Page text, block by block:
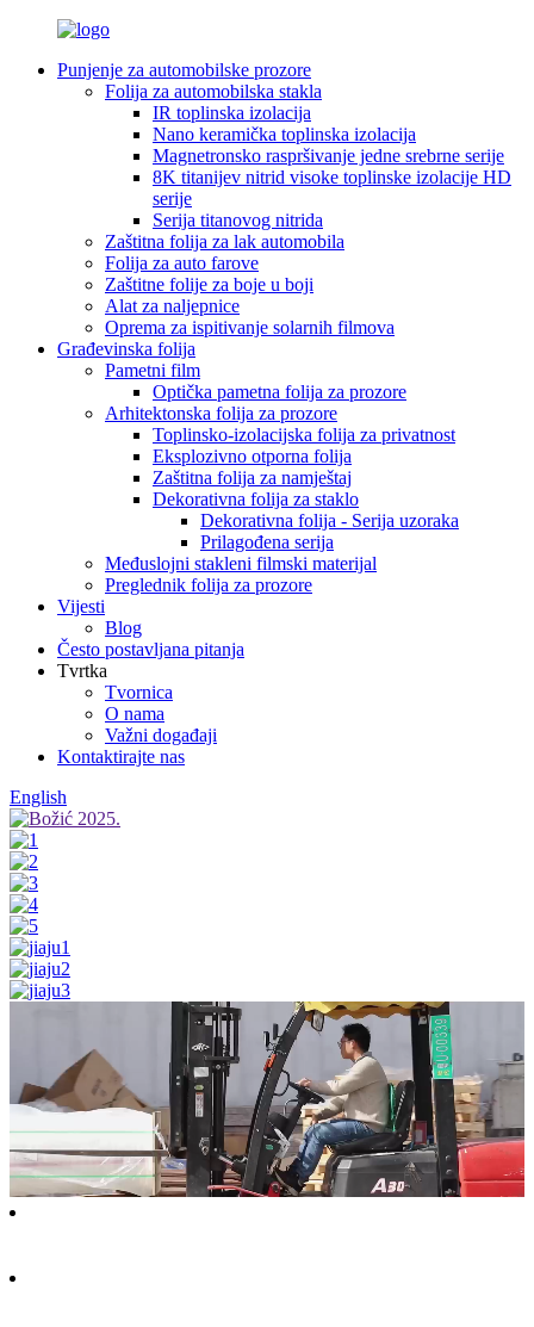
Punjenje za automobilske prozore
Folija za automobilska stakla
IR toplinska izolacija
Nano keramička toplinska izolacija
Magnetronsko raspršivanje jedne srebrne serije
8K titanijev nitrid visoke toplinske izolacije HD
serije
Serija titanovog nitrida
Zaštitna folija za lak automobila
Folija za auto farove
Zaštitne folije za boje u boji
Alat za naljepnice
Oprema za ispitivanje solarnih filmova
Građevinska folija
Pametni film
Optička pametna folija za prozore
Arhitektonska folija za prozore
Toplinsko-izolacijska folija za privatnost
Eksplozivno otporna folija
Zaštitna folija za namještaj
Dekorativna folija za staklo
Dekorativna folija - Serija uzoraka
Prilagođena serija
Međuslojni stakleni filmski materijal
Preglednik folija za prozore
Vijesti
Blog
Često postavljana pitanja
Tvrtka
Tvornica
O nama
Važni događaji
Kontaktirajte nas
English